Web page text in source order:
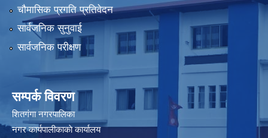
चौमासिक प्रगति प्रतिवेदन
सार्वजनिक सुनुवाई
सार्वजनिक परीक्षण
सम्पर्क विवरण
शितगंगा नगरपालिका
नगर कार्यपालीकाकाे कार्यालय